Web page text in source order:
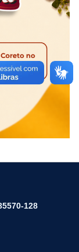
128